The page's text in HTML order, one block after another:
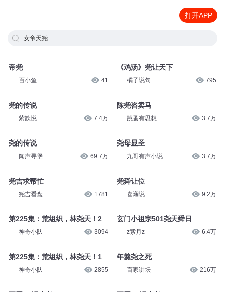
打开APP
女帝天尧
帝尧
百小鱼 41
尧的传说
紫歆悦 7.4万
尧的传说
闻声寻堡 69.7万
尧吉求帮忙
尧吉看盘 1781
第225集：荒组织，林尧天！2
神奇小队 3094
第225集：荒组织，林尧天！1
神奇小队 2855
《鸡汤》尧让天下
橘子说句 795
陈尧咨卖马
跳蚤有思想 3.7万
尧母显圣
九哥有声小说 3.7万
尧舜让位
喜斓说 9.2万
玄门小祖宗501尧天舜日
z紫月z 6.4万
年羹尧之死
百家讲坛 216万